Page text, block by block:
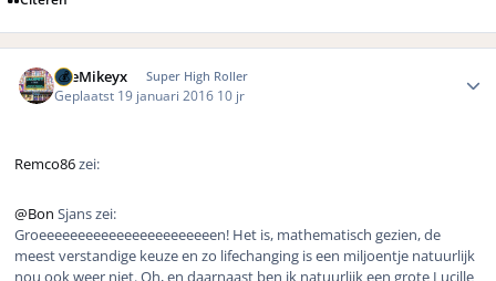
TheMikeyx Super High Roller
Geplaatst 19 januari 2016 10 jr
Remco86zei:
@Bon Sjans zei:
Groeeeeeeeeeeeeeeeeeeeeeeen! Het is, mathematisch gezien, de
meest verstandige keuze en zo lifechanging is een miljoentje natuurlijk
nou ook weer niet. Oh, en daarnaast ben ik natuurlijk een grote Lucille